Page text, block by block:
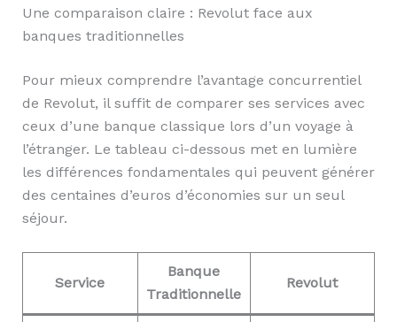
Une comparaison claire : Revolut face aux
banques traditionnelles
Pour mieux comprendre l’avantage concurrentiel
de Revolut, il suffit de comparer ses services avec
ceux d’une banque classique lors d’un voyage à
l’étranger. Le tableau ci-dessous met en lumière
les différences fondamentales qui peuvent générer
des centaines d’euros d’économies sur un seul
séjour.
Service
Banque
Traditionnelle
Revolut